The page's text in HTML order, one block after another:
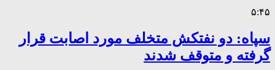
۵:۴۵
سپاه: دو نفتکش متخلف مورد اصابت قرار
گرفته و متوقف شدند